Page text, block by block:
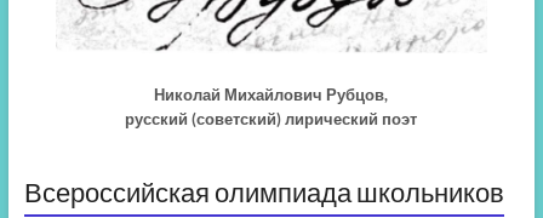
Николай Михайлович Рубцов,
русский (советский) лирический поэт
Всероссийская олимпиада школьников